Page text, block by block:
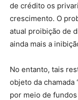
de crédito os
crescimento. O
atual proibição de
ainda mais a
No entanto, tais
objeto da chamada
por meio de